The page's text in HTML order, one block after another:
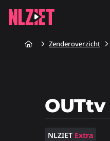
HomeZenderoverzicht
OUTtv
NLZIET Extra